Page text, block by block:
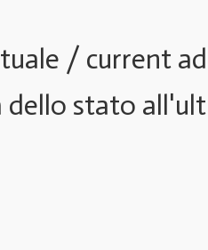
/ current
stato